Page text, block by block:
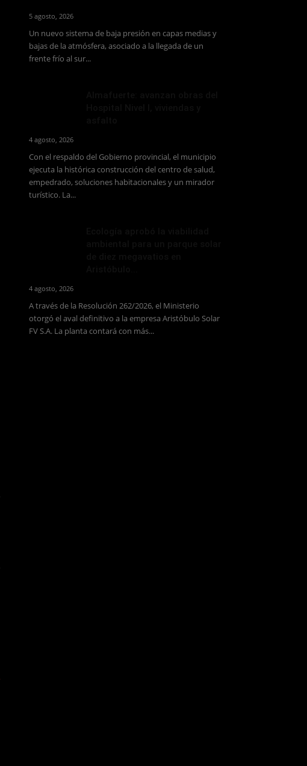
5 agosto, 2026
Un nuevo sistema de baja presión en capas medias y
bajas de la atmósfera, asociado a la llegada de un
frente frío al sur...
4 agosto, 2026
Con el respaldo del Gobierno provincial, el municipio
ejecuta la histórica construcción del centro de salud,
empedrado, soluciones habitacionales y un mirador
turístico. La...
4 agosto, 2026
A través de la Resolución 262/2026, el Ministerio
otorgó el aval definitivo a la empresa Aristóbulo Solar
FV S.A. La planta contará con más...